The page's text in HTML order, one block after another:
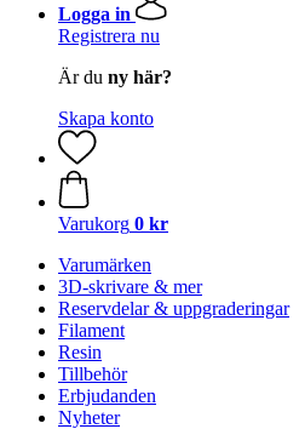
Logga in
Registrera nu
Är du ny här?
Skapa konto
Varukorg 0 kr
Varumärken
3D-skrivare & mer
Reservdelar & uppgraderingar
Filament
Resin
Tillbehör
Erbjudanden
Nyheter